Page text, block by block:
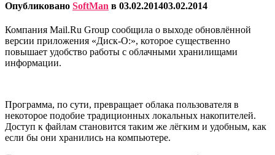
Опубликовано SoftMan в 03.02.201403.02.2014
Компания Mail.Ru Group сообщила о выходе обновлённой
версии приложения «Диск-О:», которое существенно
повышает удобство работы с облачными хранилищами
информации.
Программа, по сути, превращает облака пользователя в
некоторое подобие традиционных локальных накопителей.
Доступ к файлам становится таким же лёгким и удобным, как
если бы они хранились на компьютере.